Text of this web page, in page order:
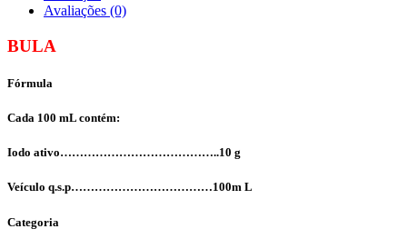
Avaliações (0)
BULA
Fórmula
Cada 100 mL contém:
Iodo ativo…………………………………..10 g
Veículo q.s.p………………………………100m L
Categoria